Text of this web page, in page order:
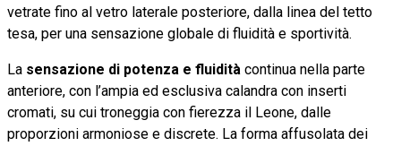
vetrate fino al vetro laterale posteriore, dalla linea del tetto
tesa, per una sensazione globale di fluidità e sportività.
La sensazione di potenza e fluidità continua nella parte
anteriore, con l’ampia ed esclusiva calandra con inserti
cromati, su cui troneggia con fierezza il Leone, dalle
proporzioni armoniose e discrete. La forma affusolata dei